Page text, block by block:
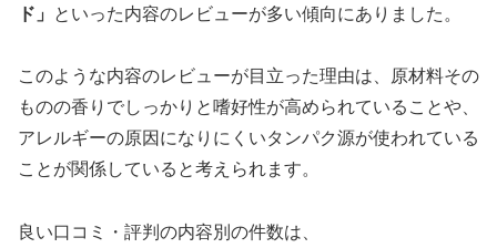
ド」
といった内容のレビューが多い傾向にありました。
このような内容のレビューが目立った理由は、原材料その
ものの香りでしっかりと嗜好性が高められていることや、
アレルギーの原因になりにくいタンパク源が使われている
ことが関係していると考えられます。
良い口コミ・評判の内容別の件数は、